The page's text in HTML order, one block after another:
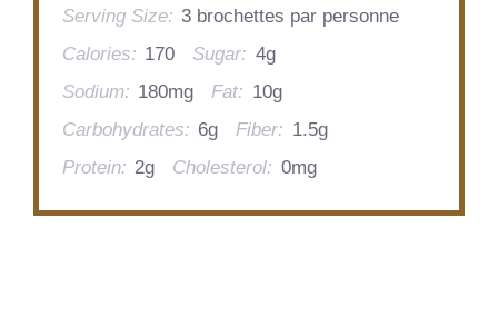
Serving Size: 3 brochettes par personne
Calories: 170 Sugar: 4g
Sodium: 180mg Fat: 10g
Carbohydrates: 6g Fiber: 1.5g
Protein: 2g Cholesterol: 0mg